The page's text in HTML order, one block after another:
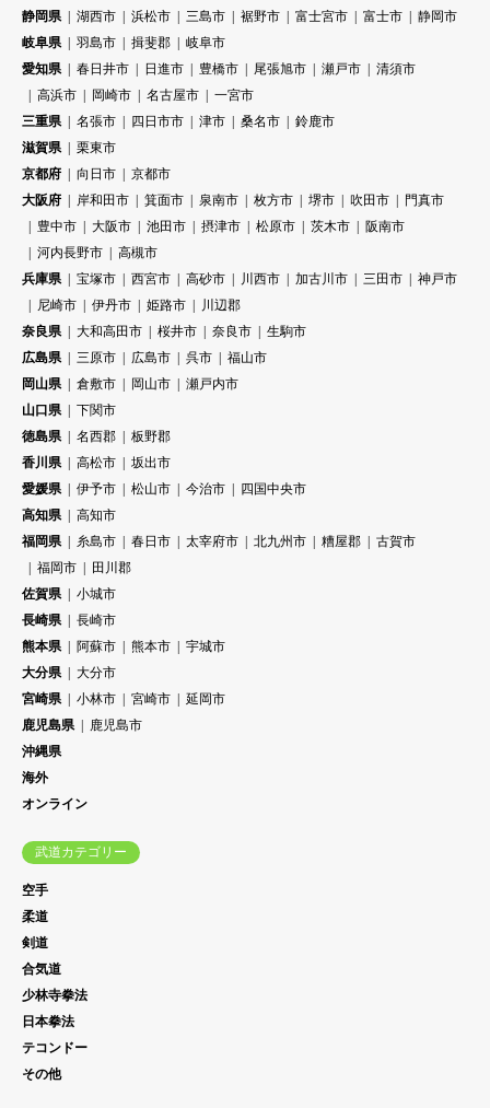
静岡県
湖西市 浜松市 三島市 裾野市 富士宮市 富士市
静岡市
岐阜県
羽島市 揖斐郡
岐阜市
愛知県
春日井市 日進市 豊橋市 尾張旭市 瀬戸市
清須市
高浜市
岡崎市 名古屋市
一宮市
三重県
名張市 四日市市 津市 桑名市
鈴鹿市
滋賀県
栗東市
京都府
向日市
京都市
大阪府
岸和田市 箕面市 泉南市 枚方市 堺市 吹田市
門真市
豊中市
大阪市 池田市 摂津市 松原市 茨木市
阪南市
河内長野市
高槻市
兵庫県
宝塚市 西宮市 高砂市 川西市 加古川市 三田市
神戸市
尼崎市
伊丹市 姫路市
川辺郡
奈良県
大和高田市 桜井市 奈良市
生駒市
広島県
三原市 広島市 呉市
福山市
岡山県
倉敷市 岡山市
瀬戸内市
山口県
下関市
徳島県
名西郡
板野郡
香川県
高松市
坂出市
愛媛県
伊予市 松山市 今治市
四国中央市
高知県
高知市
福岡県
糸島市 春日市 太宰府市 北九州市 糟屋郡
古賀市
福岡市
田川郡
佐賀県
小城市
長崎県
長崎市
熊本県
阿蘇市 熊本市
宇城市
大分県
大分市
宮崎県
小林市 宮崎市
延岡市
鹿児島県
鹿児島市
沖縄県
海外
オンライン
武道カテゴリー
空手
柔道
剣道
合気道
少林寺拳法
日本拳法
テコンドー
その他